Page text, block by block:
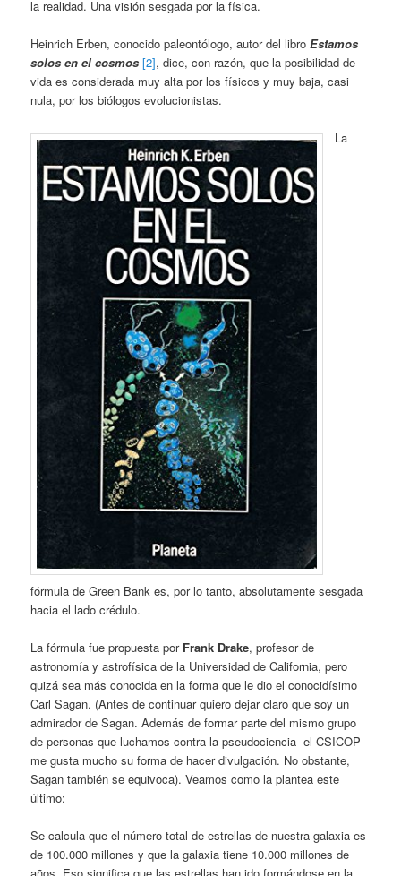
la realidad. Una visión sesgada por la física.
Heinrich Erben, conocido paleontólogo, autor del libroEstamos
solos en el cosmos [2], dice, con razón, que la posibilidad de
vida es conside­rada muy alta por los físicos y muy baja, casi
nula, por los biólogos evolucionistas.
La
fórmula de Green Bank es, por lo tan­to, absolutamente sesgada
hacia el lado cré­dulo.
La fórmula fue propuesta por Frank Drake, profesor de
astronomía y astrofísica de la Universidad de California, pero
quizá sea más conocida en la forma que le dio el cono­cidísimo
Carl Sagan. (Antes de continuar quiero dejar claro que soy un
admirador de Sagan. Además de formar parte del mismo grupo
de personas que luchamos contra la pseudociencia -el CSICOP-
me gusta mucho su forma de hacer divulgación. No obstante,
Sagan también se equivoca). Veamos como la plantea este
último:
Se calcula que el número total de estrellas de nuestra galaxia es
de 100.000 millones y que la galaxia tiene 10.000 millones de